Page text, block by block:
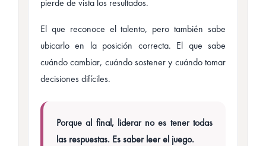
pierde de vista los resultados.
El que reconoce el talento, pero también sabe
ubicarlo en la posición correcta. El que sabe
cuándo cambiar, cuándo sostener y cuándo tomar
decisiones difíciles.
Porque al final, liderar no es tener todas
las respuestas. Es saber leer el juego.